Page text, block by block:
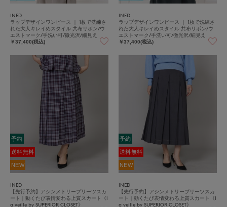
INED
ラップデザインワンピース ｜ 1枚で洗練さ
れた大人キレイめスタイル 共布リボン/ウ
エストマーク/手洗い可/微光沢/細見え
￥37,400(税込)
INED
ラップデザインワンピース ｜ 1枚で洗練さ
れた大人キレイめスタイル 共布リボン/ウ
エストマーク/手洗い可/微光沢/細見え
￥37,400(税込)
予約
送料無料
NEW
INED
【先行予約】アシンメトリープリーツスカ
ート｜動くたび表情変わる上質スカート《l
a veille by SUPERIOR CLOSET》
予約
送料無料
NEW
INED
【先行予約】アシンメトリープリーツスカ
ート｜動くたび表情変わる上質スカート《l
a veille by SUPERIOR CLOSET》